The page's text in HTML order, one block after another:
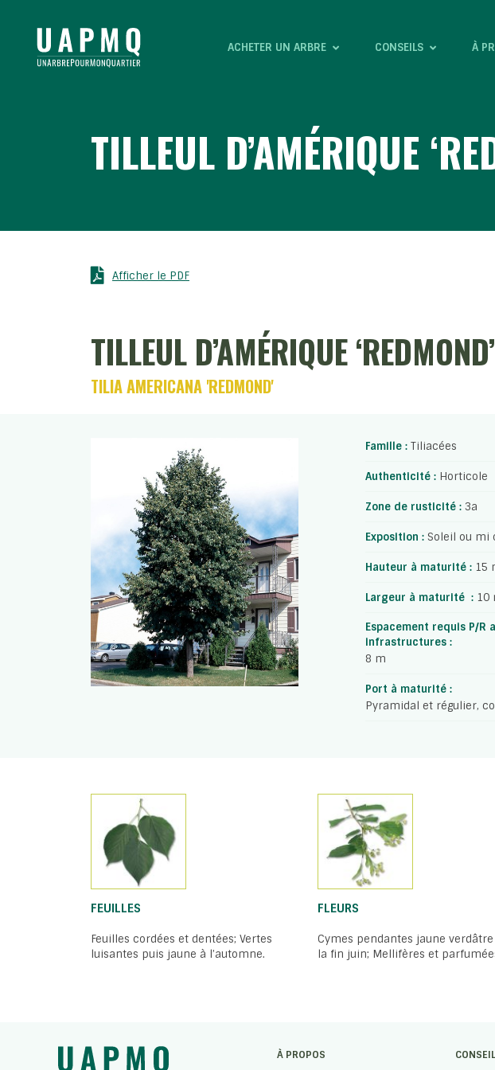
ACHETER UN ARBRE CONSEILS À
TILLEUL D’AMÉRIQUE
Afficher le PDF
TILLEUL D’AMÉRIQUE ‘REDMOND’
TILIA AMERICANA 'REDMOND'
Famille : Tiliacées
Authenticité : Horticole
Zone de rusticité : 3a
Exposition : Soleil ou mi
Hauteur à maturité : 15
Largeur à maturité : 10
Espacement requis P/
infrastructures :
8 m
Port à maturité :
Pyramidal et régulier,
FEUILLES
Feuilles cordées et dentées; Vertes
luisantes puis jaune à l’automne.
FLEURS
Cymes pendantes jaune verdâtre
la fin juin; Mellifères et
À PROPOS